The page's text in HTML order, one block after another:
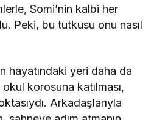
Somi’nin kalbi her
Peki, bu tutkusu onu nasıl
hayatındaki yeri daha da
korosuna katılması,
Arkadaşlarıyla